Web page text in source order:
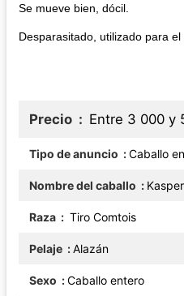
Se mueve bien, dócil.
Desparasitado, utilizado para el
Precio Entre 3 000 y
Tipo de anuncio Caballo
Nombre del caballo
Raza Tiro Comtois
Pelaje Alazán
Sexo Caballo entero